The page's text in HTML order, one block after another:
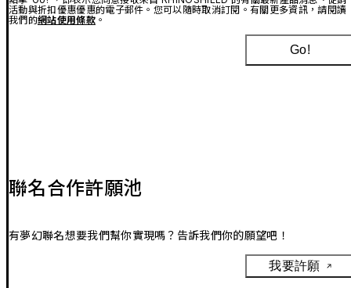
活動與折扣優惠優惠的電子郵件。您可以隨時取消訂閱。有關更多資訊，請閱讀
我們的網站使用條款。
Go!
聯名合作許願池
有夢幻聯名想要我們幫你實現嗎？告訴我們你的願望吧！
我要許願